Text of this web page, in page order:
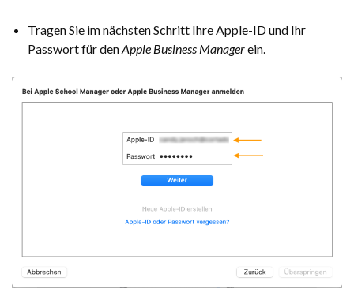
Tragen Sie im nächsten Schritt Ihre Apple-ID und Ihr
Passwort für denApple Business Managerein.